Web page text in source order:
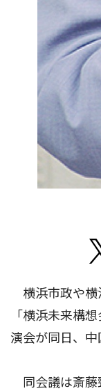
横浜市政や横
「横浜未来構
演会が同日、中
同会議は斎藤